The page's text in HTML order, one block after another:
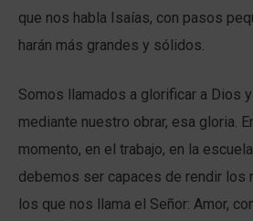
que nos habla Isaías, con pasos
harán más grandes y sólidos.
Somos llamados a glorificar a Dios
mediante nuestro obrar, esa gloria.
momento, en el trabajo, en la
debemos ser capaces de rendir los
los que nos llama el Señor: Amor,